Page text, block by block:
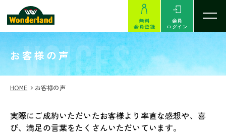
無料
会員登録
会員
ログイン
お客様の声
VOICES
HOME お客様の声
実際にご成約いただいたお客様より率直な感想や、喜
び、満足の言葉をたくさんいただいています。